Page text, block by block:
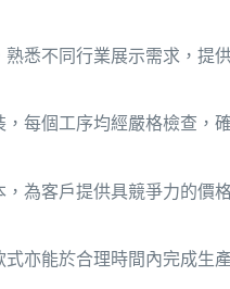
悉不同行業展示需求，提
每個工序均經嚴格檢查，
為客戶提供具競爭力的價
亦能於合理時間內完成生